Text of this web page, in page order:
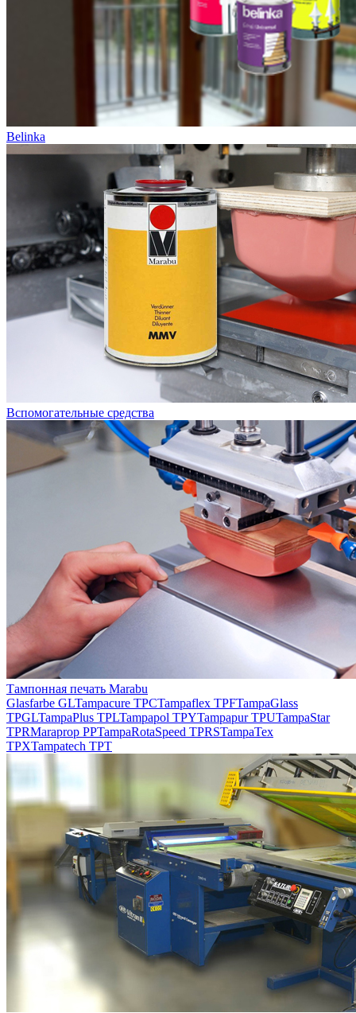
Belinka
Вспомогательные средства
Тампонная печать Marabu
Glasfarbe GLTampacure TPCTampaflex TPFTampaGlass
TPGLTampaPlus TPLTampapol TPYTampapur TPUTampaStar
TPRMaraprop PPTampaRotaSpeed TPRSTampaTex
TPXTampatech TPT